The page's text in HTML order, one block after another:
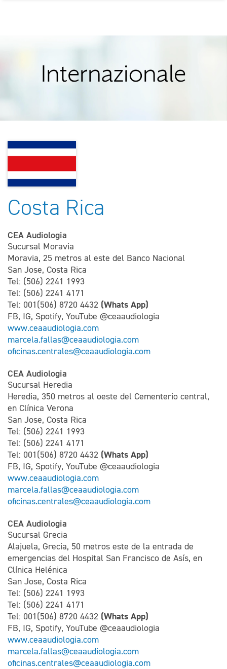
Internazionale
Costa Rica
CEA Audiologia
Sucursal Moravia
Moravia, 25 metros al este del Banco Nacional
San Jose, Costa Rica
Tel: (506) 2241 1993
Tel: (506) 2241 4171
Tel: 001(506) 8720 4432 (Whats App)
FB, IG, Spotify, YouTube @ceaaudiologia
www.ceaaudiologia.com
marcela.fallas@ceaaudiologia.com
oficinas.centrales@ceaaudiologia.com
CEA Audiologia
Sucursal Heredia
Heredia, 350 metros al oeste del Cementerio central,
en Clínica Verona
San Jose, Costa Rica
Tel: (506) 2241 1993
Tel: (506) 2241 4171
Tel: 001(506) 8720 4432 (Whats App)
FB, IG, Spotify, YouTube @ceaaudiologia
www.ceaaudiologia.com
marcela.fallas@ceaaudiologia.com
oficinas.centrales@ceaaudiologia.com
CEA Audiologia
Sucursal Grecia
Alajuela, Grecia, 50 metros este de la entrada de
emergencias del Hospital San Francisco de Asís, en
Clínica Helénica
San Jose, Costa Rica
Tel: (506) 2241 1993
Tel: (506) 2241 4171
Tel: 001(506) 8720 4432 (Whats App)
FB, IG, Spotify, YouTube @ceaaudiologia
www.ceaaudiologia.com
marcela.fallas@ceaaudiologia.com
oficinas.centrales@ceaaudiologia.com